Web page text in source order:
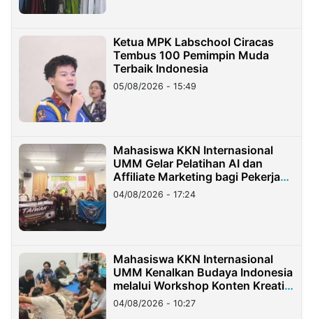
Ketua MPK Labschool Ciracas
Tembus 100 Pemimpin Muda
Terbaik Indonesia
05/08/2026 - 15:49
Mahasiswa KKN Internasional
UMM Gelar Pelatihan AI dan
Affiliate Marketing bagi Pekerja
Migran Indonesia di Taiwan
04/08/2026 - 17:24
Mahasiswa KKN Internasional
UMM Kenalkan Budaya Indonesia
melalui Workshop Konten Kreatif
di Taiwan
04/08/2026 - 10:27